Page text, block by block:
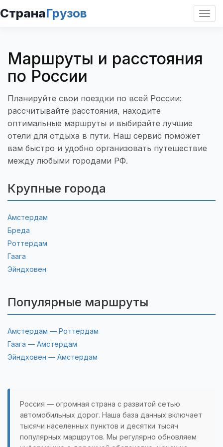
СтранаГрузов
Маршруты и расстояния
по России
Планируйте свои поездки по всей России:
рассчитывайте расстояния, находите
оптимальные маршруты и выбирайте лучшие
отели для отдыха в пути. Наш сервис поможет
вам быстро и удобно организовать путешествие
между любыми городами РФ.
Крупные города
Амстердам
Бреда
Роттердам
Гаага
Эйндховен
Популярные маршруты
Амстердам — Роттердам
Гаага — Амстердам
Эйндховен — Амстердам
Россия — огромная страна с развитой сетью
автомобильных дорог. Наша база данных включает
тысячи населенных пунктов и десятки тысяч
популярных маршрутов. Мы регулярно обновляем